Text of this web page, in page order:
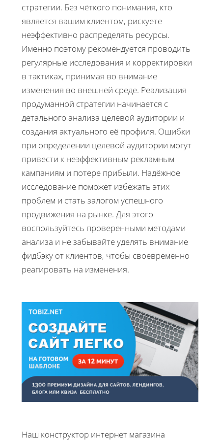
стратегии. Без чёткого понимания, кто
является вашим клиентом, рискуете
неэффективно распределять ресурсы.
Именно поэтому рекомендуется проводить
регулярные исследования и корректировки
в тактиках, принимая во внимание
изменения во внешней среде. Реализация
продуманной стратегии начинается с
детального анализа целевой аудитории и
создания актуального её профиля. Ошибки
при определении целевой аудитории могут
привести к неэффективным рекламным
кампаниям и потере прибыли. Надёжное
исследование поможет избежать этих
проблем и стать залогом успешного
продвижения на рынке. Для этого
воспользуйтесь проверенными методами
анализа и не забывайте уделять внимание
фидбэку от клиентов, чтобы своевременно
реагировать на изменения.
Наш конструктор интернет магазина